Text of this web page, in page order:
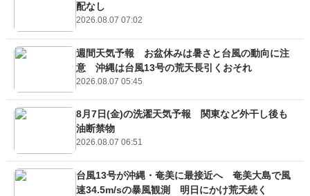
配なし
2026.08.07 07:02
週間天気予報 お盆休みは暑さと台風の動向に注
意 沖縄は台風13号の荒天長引くおそれ
2026.08.07 05:45
8月7日(金)の洗濯天気予報 関東など外干し後も
油断禁物
2026.08.07 06:51
台風13号が沖縄・奄美に最接近へ 奄美大島で風
速34.5m/sの暴風観測 明日にかけ荒天続く